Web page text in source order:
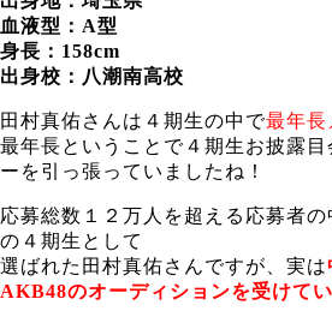
血液型：A型
身長：158cm
出身校：八潮南高校
田村真佑さんは４期生の中で最年長
最年長ということで４期生お披露
ーを引っ張っていましたね！
応募総数１２万人を超える応募者
の４期生として
選ばれた田村真佑さんですが、実は
AKB48のオーディションを受けてい